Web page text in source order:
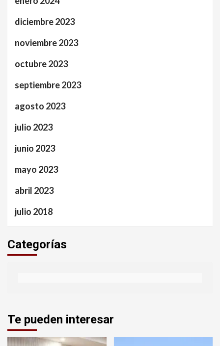
diciembre 2023
noviembre 2023
octubre 2023
septiembre 2023
agosto 2023
julio 2023
junio 2023
mayo 2023
abril 2023
julio 2018
Categorías
Te pueden interesar